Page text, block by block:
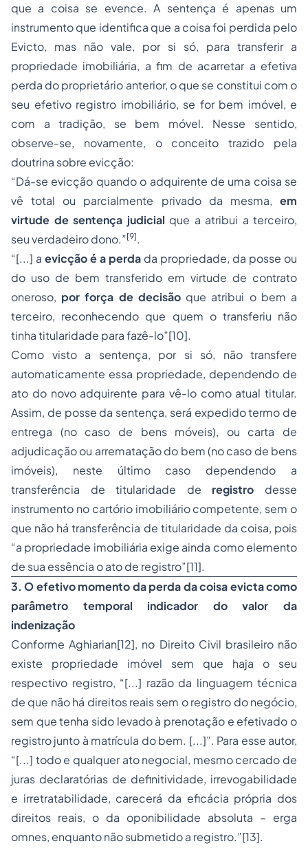
que a coisa se evence. A sentença é apenas um
instrumento que identifica que a coisa foi perdida pelo
Evicto, mas não vale, por si só, para transferir a
propriedade imobiliária, a fim de acarretar a efetiva
perda do proprietário anterior, o que se constitui com o
seu efetivo registro imobiliário, se for bem imóvel, e
com a tradição, se bem móvel. Nesse sentido,
observe-se, novamente, o conceito trazido pela
doutrina sobre evicção:
“Dá-se evicção quando o adquirente de uma coisa se
vê total ou parcialmente privado da mesma, em
virtude de sentença judicial que a atribui a terceiro,
seu verdadeiro dono.”[9].
“[...] a evicção é a perda da propriedade, da posse ou
do uso de bem transferido em virtude de contrato
oneroso, por força de decisão que atribui o bem a
terceiro, reconhecendo que quem o transferiu não
tinha titularidade para fazê-lo”[10].
Como visto a sentença, por si só, não transfere
automaticamente essa propriedade, dependendo de
ato do novo adquirente para vê-lo como atual titular.
Assim, de posse da sentença, será expedido termo de
entrega (no caso de bens móveis), ou carta de
adjudicação ou arrematação do bem (no caso de bens
imóveis), neste último caso dependendo a
transferência de titularidade de registro desse
instrumento no cartório imobiliário competente, sem o
que não há transferência de titularidade da coisa, pois
“a propriedade imobiliária exige ainda como elemento
de sua essência o ato de registro”[11].
3. O efetivo momento da perda da coisa evicta como
parâmetro temporal indicador do valor da
indenização
Conforme Aghiarian[12], no Direito Civil brasileiro não
existe propriedade imóvel sem que haja o seu
respectivo registro, “[...] razão da linguagem técnica
de que não há direitos reais sem o registro do negócio,
sem que tenha sido levado à prenotação e efetivado o
registro junto à matrícula do bem. [...]”. Para esse autor,
“[...] todo e qualquer ato negocial, mesmo cercado de
juras declaratórias de definitividade, irrevogabilidade
e irretratabilidade, carecerá da eficácia própria dos
direitos reais, o da oponibilidade absoluta – erga
omnes, enquanto não submetido a registro.”[13].